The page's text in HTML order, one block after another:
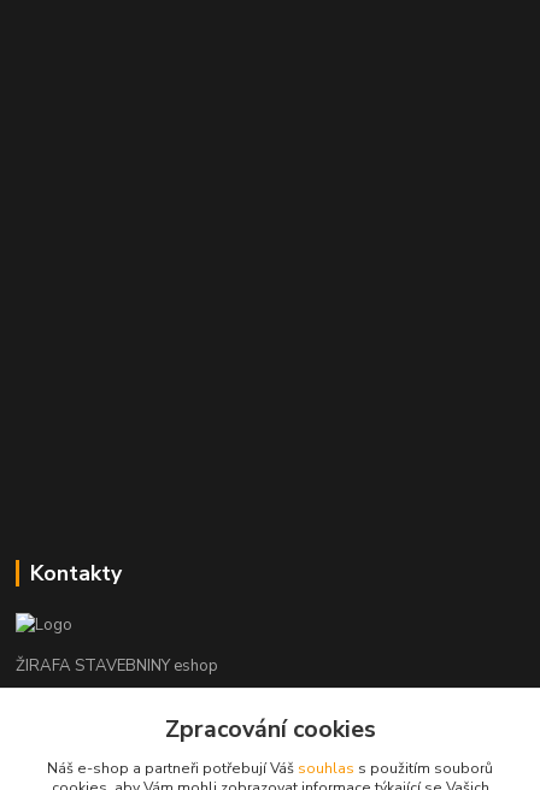
Kontakty
ŽIRAFA STAVEBNINY eshop
+420 312 685 342Zpracování cookies
Náš e-shop a partneři potřebují Váš souhlas s použitím souborů